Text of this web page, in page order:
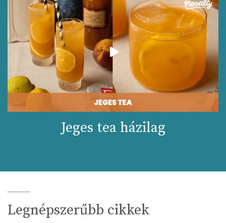
Jeges tea házilag
Legnépszerűbb cikkek